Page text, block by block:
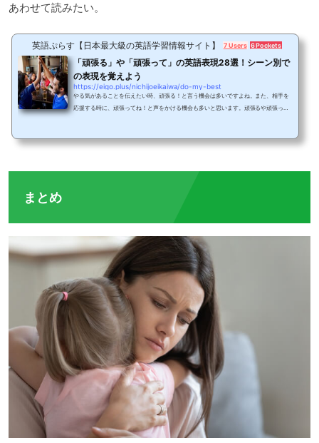
あわせて読みたい。
英語ぷらす【日本最大級の英語学習情報サイト】 7 Users 6 Pockets
「頑張る」や「頑張って」の英語表現28選！シーン別で
の表現を覚えよう
https://eigo.plus/nichijoeikaiwa/do-my-best
やる気があることを伝えたい時、頑張る！と言う機会は多いですよね。また、相手を
応援する時に、頑張ってね！と声をかける機会も多いと思います。頑張るや頑張って
ては英語でどのように表現するのかを見ていきましょう。頑張るを英語で！自分が頑
まとめ